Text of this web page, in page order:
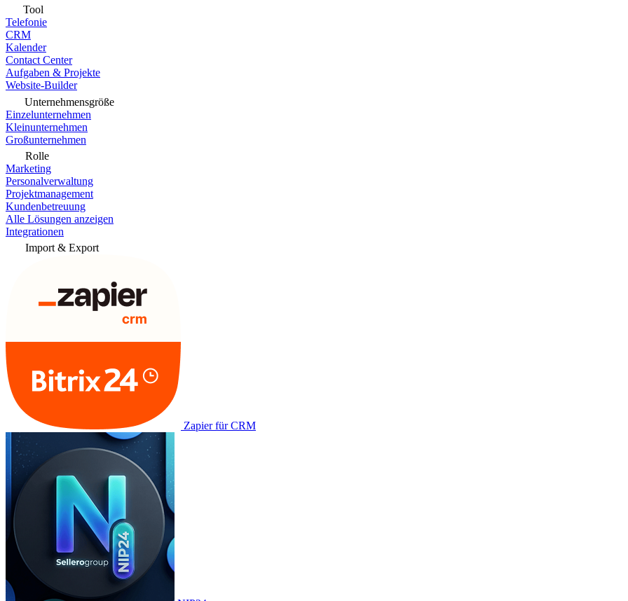
Tool
Telefonie
CRM
Kalender
Contact Center
Aufgaben & Projekte
Website-Builder
Unternehmensgröße
Einzelunternehmen
Kleinunternehmen
Großunternehmen
Rolle
Marketing
Personalverwaltung
Projektmanagement
Kundenbetreuung
Alle Lösungen anzeigen
Integrationen
Import & Export
Zapier für CRM